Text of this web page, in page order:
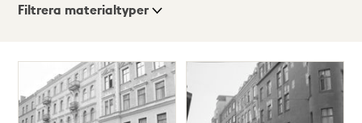
Visningsläge
Lista
Karta
Filtrera materialtyper